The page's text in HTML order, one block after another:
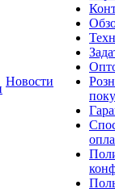
Новости